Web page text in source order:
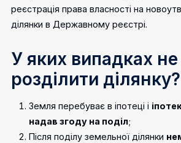
реєстрація права власності на
ділянки в Державному реєстрі.
У яких випадках
розділити ділянку?
Земля перебуває в іпотеці і
надав згоду на поділ;
Після поділу земельної ділянки